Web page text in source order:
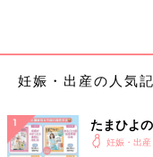
妊娠・出産の人気
たまひよ
妊娠・出産